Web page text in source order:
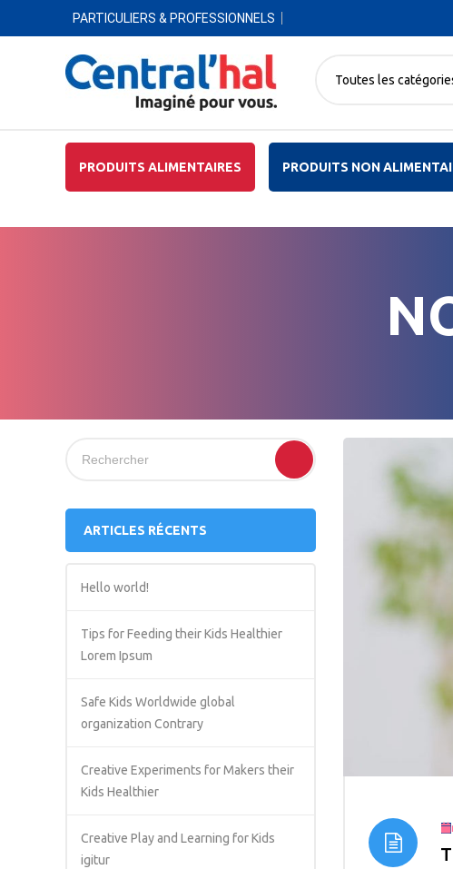
PARTICULIERS & PROFESSIONNELS
Toutes les
PRODUITS ALIMENTAIRES PRODUITS NON
ARTICLES RÉCENTS
Hello world!
Tips for Feeding their Kids Healthier
Lorem Ipsum
Safe Kids Worldwide global
organization Contrary
Creative Experiments for Makers their
Kids Healthier
Creative Play and Learning for Kids
igitur